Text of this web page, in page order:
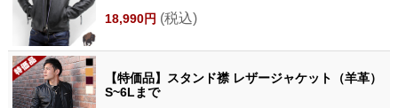
18,990円 (税込)
【特価品】スタンド襟 レザージャケット（羊革）
S~6Lまで